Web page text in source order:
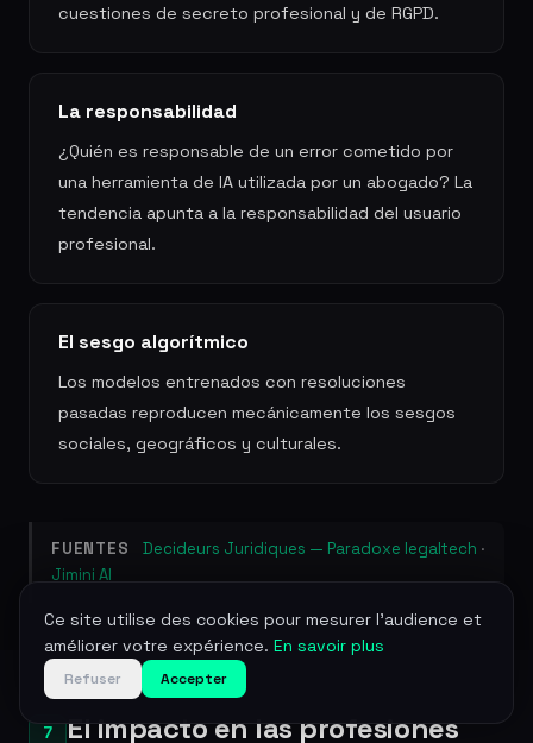
Ce site utilise des cookies pour mesurer l'audience et
améliorer votre expérience. En savoir plus
Refuser Accepter
cuestiones de secreto profesional y de RGPD.
La responsabilidad
¿Quién es responsable de un error cometido por
una herramienta de IA utilizada por un abogado? La
tendencia apunta a la responsabilidad del usuario
profesional.
El sesgo algorítmico
Los modelos entrenados con resoluciones
pasadas reproducen mecánicamente los sesgos
sociales, geográficos y culturales.
FUENTES Decideurs Juridiques — Paradoxe legaltech ·
Jimini AI
7 El impacto en las profesiones